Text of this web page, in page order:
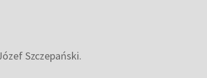
Szczepański.